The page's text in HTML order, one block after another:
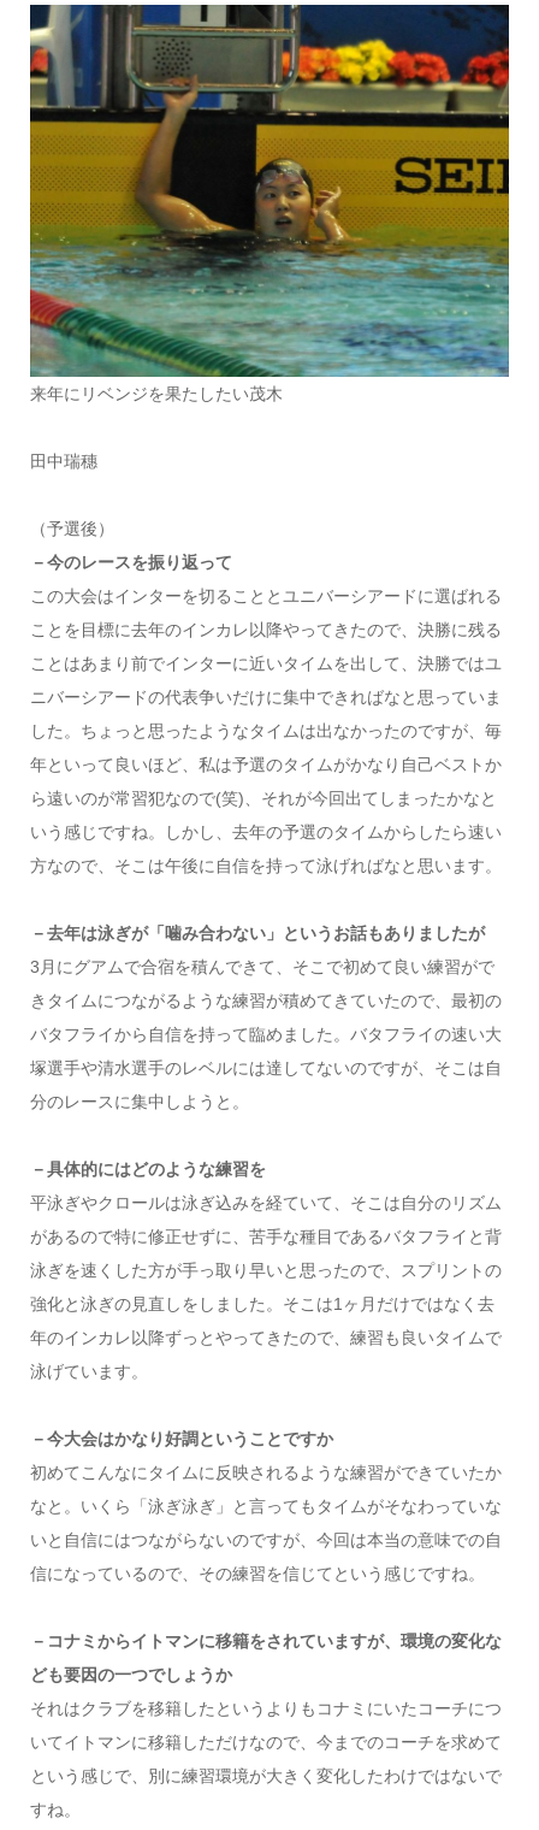
来年にリベンジを果たしたい茂木
田中瑞穗
（予選後）
－今のレースを振り返って
この大会はインターを切ることとユニバーシアードに選ばれる
ことを目標に去年のインカレ以降やってきたので、決勝に残る
ことはあまり前でインターに近いタイムを出して、決勝ではユ
ニバーシアードの代表争いだけに集中できればなと思っていま
した。ちょっと思ったようなタイムは出なかったのですが、毎
年といって良いほど、私は予選のタイムがかなり自己ベストか
ら遠いのが常習犯なので(笑)、それが今回出てしまったかなと
いう感じですね。しかし、去年の予選のタイムからしたら速い
方なので、そこは午後に自信を持って泳げればなと思います。
－去年は泳ぎが「噛み合わない」というお話もありましたが
3月にグアムで合宿を積んできて、そこで初めて良い練習がで
きタイムにつながるような練習が積めてきていたので、最初の
バタフライから自信を持って臨めました。バタフライの速い大
塚選手や清水選手のレベルには達してないのですが、そこは自
分のレースに集中しようと。
－具体的にはどのような練習を
平泳ぎやクロールは泳ぎ込みを経ていて、そこは自分のリズム
があるので特に修正せずに、苦手な種目であるバタフライと背
泳ぎを速くした方が手っ取り早いと思ったので、スプリントの
強化と泳ぎの見直しをしました。そこは1ヶ月だけではなく去
年のインカレ以降ずっとやってきたので、練習も良いタイムで
泳げています。
－今大会はかなり好調ということですか
初めてこんなにタイムに反映されるような練習ができていたか
なと。いくら「泳ぎ泳ぎ」と言ってもタイムがそなわっていな
いと自信にはつながらないのですが、今回は本当の意味での自
信になっているので、その練習を信じてという感じですね。
－コナミからイトマンに移籍をされていますが、環境の変化な
ども要因の一つでしょうか
それはクラブを移籍したというよりもコナミにいたコーチにつ
いてイトマンに移籍しただけなので、今までのコーチを求めて
という感じで、別に練習環境が大きく変化したわけではないで
すね。